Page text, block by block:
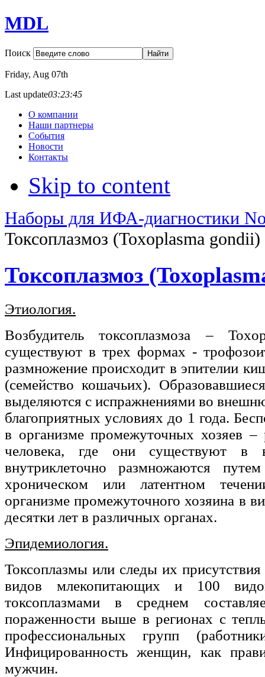
MDL
Поиск
Friday, Aug 07th
Last update03:23:45
О компании
Наши партнеры
События
Новости
Контакты
Skip to content
Наборы для ИФА-диагностики
Токсоплазмоз (Toxoplasma gondii)
Токсоплазмоз
Этиология.
Возбудитель токсоплазмоза –
существуют в трех формах -
размножение происходит в эпителии
(семейство кошачьих).
выделяются с испражнениями во
благоприятных условиях до 1 года.
в организме промежуточных хозяев
человека, где они существуют в
внутриклеточно размножаются
хроническом или латентном
организме промежуточного хозяина в
десятки лет в различных органах.
Эпидемиология.
Токсоплазмы или следы их
видов млекопитающих и 100
токсоплазмами в среднем
пораженности выше в регионах с
профессиональных групп
Инфицированность женщин, как
мужчин.